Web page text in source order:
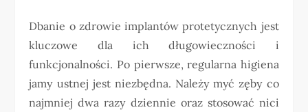
Dbanie o zdrowie implantów protetycznych jest
kluczowe dla ich długowieczności i
funkcjonalności. Po pierwsze, regularna higiena
jamy ustnej jest niezbędna. Należy myć zęby co
najmniej dwa razy dziennie oraz stosować nici